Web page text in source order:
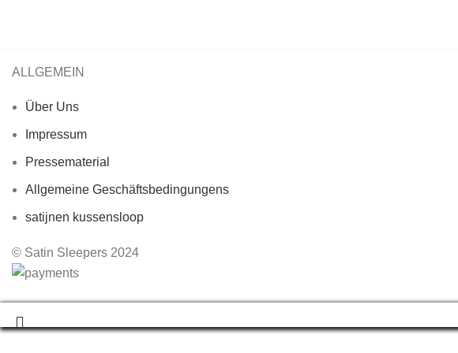
ALLGEMEIN
Über Uns
Impressum
Pressematerial
Allgemeine Geschäftsbedingungens
satijnen kussensloop
© Satin Sleepers 2024